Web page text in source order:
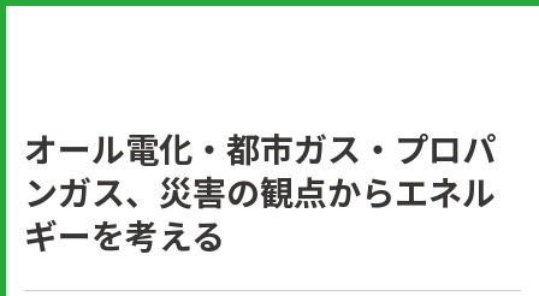
オール電化・都市ガス・プロパ
ンガス、災害の観点からエネル
ギーを考える